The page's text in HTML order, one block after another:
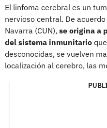
El linfoma cerebral es un
nervioso central. De
Navarra (CUN), se origina a
del sistema inmunitario
desconocidas, se vuelven
localización al cerebro, las